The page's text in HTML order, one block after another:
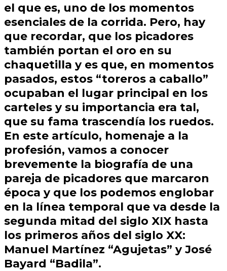
el que es, uno de los momentos
esenciales de la corrida. Pero, hay
que recordar, que los picadores
también portan el oro en su
chaquetilla y es que, en momentos
pasados, estos “toreros a caballo”
ocupaban el lugar principal en los
carteles y su importancia era tal,
que su fama trascendía los ruedos.
En este artículo, homenaje a la
profesión, vamos a conocer
brevemente la biografía de una
pareja de picadores que marcaron
época y que los podemos englobar
en la línea temporal que va desde la
segunda mitad del siglo XIX hasta
los primeros años del siglo XX:
Manuel Martínez “Agujetas” yJosé
Bayard “Badila”.